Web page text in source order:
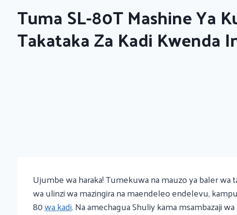
Tuma SL-80T Mashine Ya
Takataka Za Kadi Kwenda
Ujumbe wa haraka! Tumekuwa na mauzo ya baler wa
wa ulinzi wa mazingira na maendeleo endelevu,
80wa kadi. Na amechagua Shuliy kama msambazaji